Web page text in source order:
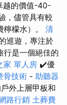
的價值-40-
，儘管具有較
檬水）。 清
巡遊，專注於
行是一個絕佳的
家 單人房 ✔️優
骨技術 - 助聽器
外上層甲板和
路行銷 土葬費